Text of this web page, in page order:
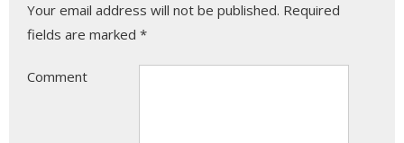
Your email address will not be published. Required
fields are marked *
Comment